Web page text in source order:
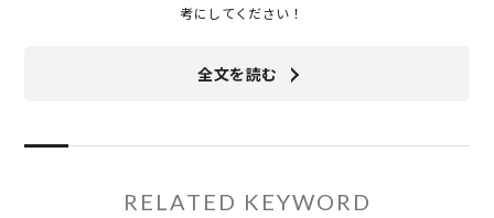
考にしてください！
全文を読む
RELATED KEYWORD